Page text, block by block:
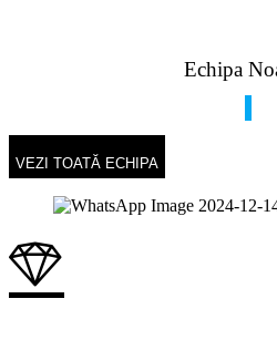
Echipa
VEZI TOATĂ ECHIPA